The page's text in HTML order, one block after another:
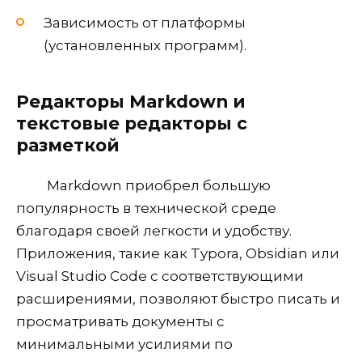
Зависимость от платформы
(установленных программ).
Редакторы Markdown и
текстовые редакторы с
разметкой
Markdown приобрел большую
популярность в технической среде
благодаря своей легкости и удобству.
Приложения, такие как Typora, Obsidian или
Visual Studio Code с соответствующими
расширениями, позволяют быстро писать и
просматривать документы с
минимальными усилиями по